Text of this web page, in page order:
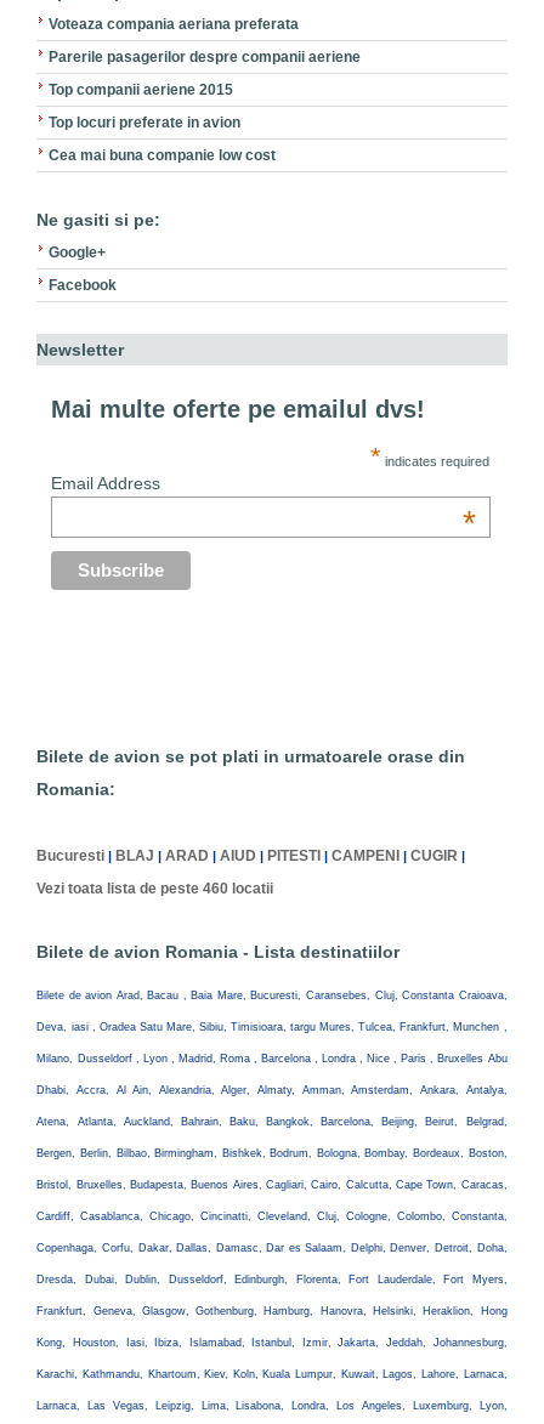
Voteaza compania aeriana preferata
Parerile pasagerilor despre companii aeriene
Top companii aeriene 2015
Top locuri preferate in avion
Cea mai buna companie low cost
Ne gasiti si pe:
Google+
Facebook
Newsletter
Mai multe oferte pe emailul dvs!
* indicates required
Email Address
*
Bilete de avion se pot plati in urmatoarele orase din
Romania:
Bucuresti BLAJ |ARAD |AIUD PITESTI |CAMPENI |CUGIR
Vezi toata lista de peste 460 locatii
Bilete de avion Romania - Lista destinatiilor
Bilete de avion Arad, Bacau , Baia Mare, Bucuresti, Caransebes, Cluj, Constanta Craioava,
Deva, iasi , Oradea Satu Mare, Sibiu, Timisioara, targu Mures, Tulcea, Frankfurt, Munchen ,
Milano, Dusseldorf , Lyon , Madrid, Roma , Barcelona , Londra , Nice , Paris , Bruxelles Abu
Dhabi, Accra, Al Ain, Alexandria, Alger, Almaty, Amman, Amsterdam, Ankara, Antalya,
Atena, Atlanta, Auckland, Bahrain, Baku, Bangkok, Barcelona, Beijing, Beirut, Belgrad,
Bergen, Berlin, Bilbao, Birmingham, Bishkek, Bodrum, Bologna, Bombay, Bordeaux, Boston,
Bristol, Bruxelles, Budapesta, Buenos Aires, Cagliari, Cairo, Calcutta, Cape Town, Caracas,
Cardiff, Casablanca, Chicago, Cincinatti, Cleveland, Cluj, Cologne, Colombo, Constanta,
Copenhaga, Corfu, Dakar, Dallas, Damasc, Dar es Salaam, Delphi, Denver, Detroit, Doha,
Dresda, Dubai, Dublin, Dusseldorf, Edinburgh, Florenta, Fort Lauderdale, Fort Myers,
Frankfurt, Geneva, Glasgow, Gothenburg, Hamburg, Hanovra, Helsinki, Heraklion, Hong
Kong, Houston, Iasi, Ibiza, Islamabad, Istanbul, Izmir, Jakarta, Jeddah, Johannesburg,
Karachi, Kathmandu, Khartoum, Kiev, Koln, Kuala Lumpur, Kuwait, Lagos, Lahore, Larnaca,
Larnaca, Las Vegas, Leipzig, Lima, Lisabona, Londra, Los Angeles, Luxemburg, Lyon,